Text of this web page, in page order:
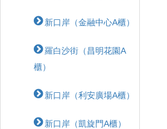
新口岸（金融中心A櫃）
羅白沙街（昌明花園A
櫃）
新口岸（利安廣場A櫃）
新口岸（凱旋門A櫃）